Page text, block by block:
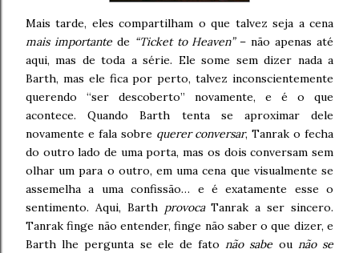
Mais tarde, eles compartilham o que talvez seja a cena
mais importantede “Ticket to Heaven”– não apenas até
aqui, mas de toda a série. Ele some sem dizer nada a
Barth, mas ele fica por perto, talvez inconscientemente
querendo “ser descoberto” novamente, e é o que
acontece. Quando Barth tenta se aproximar dele
novamente e fala sobre querer conversar, Tanrak o fecha
do outro lado de uma porta, mas os dois conversam sem
olhar um para o outro, em uma cena que visualmente se
assemelha a uma confissão… e é exatamente esse o
sentimento. Aqui, Barth provocaTanrak a ser sincero.
Tanrak finge não entender, finge não saber o que dizer, e
Barth lhe pergunta se ele de fatonão sabe ou não se